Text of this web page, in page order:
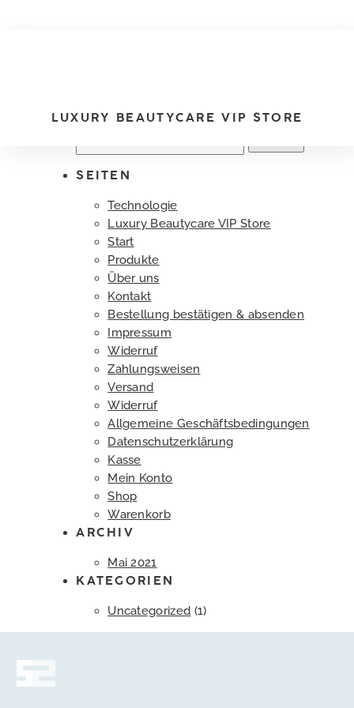
LUXURY BEAUTYCARE VIP STORE
nach:
SEITEN
Technologie
Luxury Beautycare VIP Store
Start
Produkte
Über uns
Kontakt
Bestellung bestätigen & absenden
Impressum
Widerruf
Zahlungsweisen
Versand
Widerruf
Allgemeine Geschäftsbedingungen
Datenschutzerklärung
Kasse
Mein Konto
Shop
Warenkorb
ARCHIV
Mai 2021
KATEGORIEN
Uncategorized (1)